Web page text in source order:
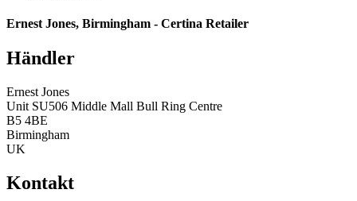
Ernest Jones, Birmingham - Certina Retailer
Händler
Ernest Jones
Unit SU506 Middle Mall Bull Ring Centre
B5 4BE
Birmingham
UK
Kontakt